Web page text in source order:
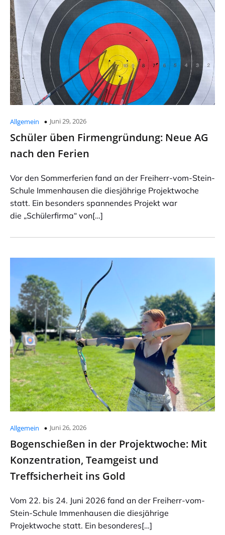
Allgemein Juni 29, 2026
Schüler üben Firmengründung: Neue AG
nach den Ferien
Vor den Sommerferien fand an der Freiherr-vom-Stein-
Schule Immenhausen die diesjährige Projektwoche
statt. Ein besonders spannendes Projekt war
die „Schülerfirma“ von[…]
Allgemein Juni 26, 2026
Bogenschießen in der Projektwoche: Mit
Konzentration, Teamgeist und
Treffsicherheit ins Gold
Vom 22. bis 24. Juni 2026 fand an der Freiherr-vom-
Stein-Schule Immenhausen die diesjährige
Projektwoche statt. Ein besonderes[…]